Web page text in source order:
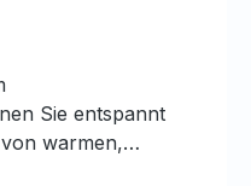
Sie entspannt
warmen,